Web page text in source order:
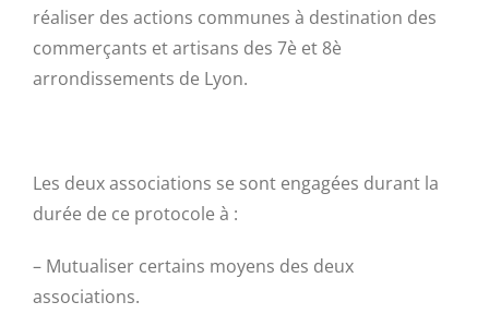
réaliser des actions communes à destination des
commerçants et artisans des 7è et 8è
arrondissements de Lyon.
Les deux associations se sont engagées durant la
durée de ce protocole à :
– Mutualiser certains moyens des deux
associations.